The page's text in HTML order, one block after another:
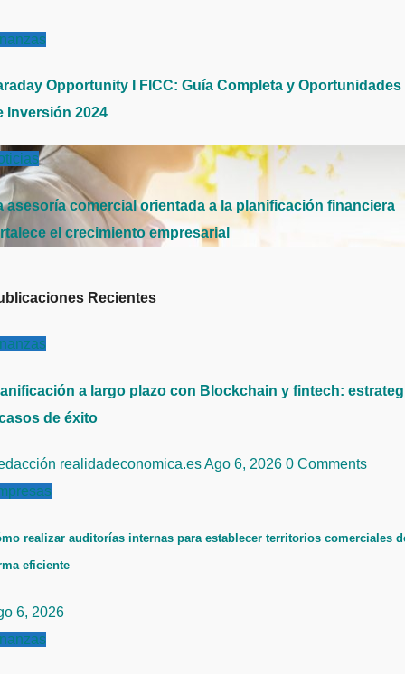
Opportunity I FICC: Guía Completa y Oportunidades
Inversión 2024
asesoría comercial orientada a la planificación financiera
el crecimiento empresarial
Recientes
a largo plazo con Blockchain y fintech:
de éxito
realidadeconomica.esAgo 6, 2026 0 Comments
realizar auditorías internas para establecer territorios comerciales
eficiente
6, 2026